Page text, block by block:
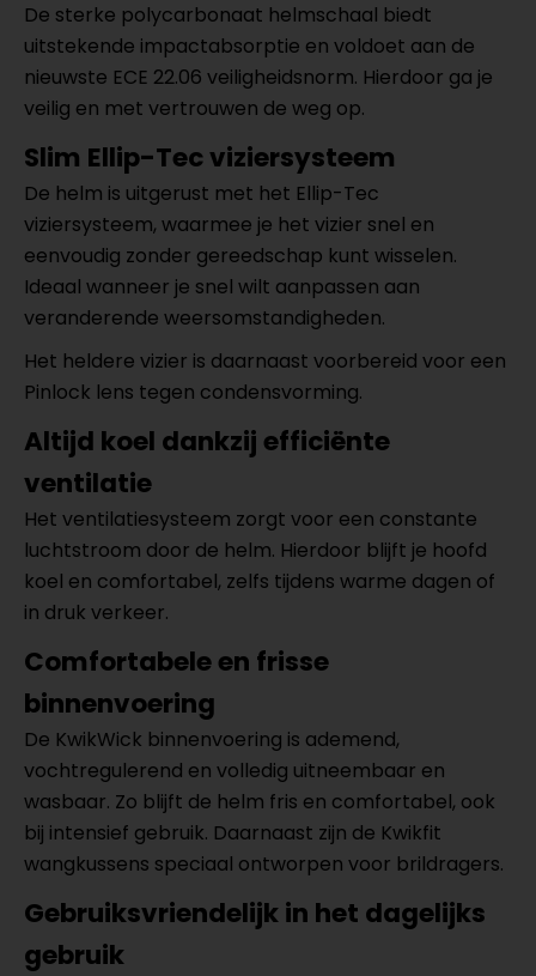
De sterke polycarbonaat helmschaal biedt
uitstekende impactabsorptie en voldoet aan de
nieuwste ECE 22.06 veiligheidsnorm. Hierdoor ga je
veilig en met vertrouwen de weg op.
Slim Ellip-Tec viziersysteem
De helm is uitgerust met het Ellip-Tec
viziersysteem, waarmee je het vizier snel en
eenvoudig zonder gereedschap kunt wisselen.
Ideaal wanneer je snel wilt aanpassen aan
veranderende weersomstandigheden.
Het heldere vizier is daarnaast voorbereid voor een
Pinlock lens tegen condensvorming.
Altijd koel dankzij efficiënte
ventilatie
Het ventilatiesysteem zorgt voor een constante
luchtstroom door de helm. Hierdoor blijft je hoofd
koel en comfortabel, zelfs tijdens warme dagen of
in druk verkeer.
Comfortabele en frisse
binnenvoering
De KwikWick binnenvoering is ademend,
vochtregulerend en volledig uitneembaar en
wasbaar. Zo blijft de helm fris en comfortabel, ook
bij intensief gebruik. Daarnaast zijn de Kwikfit
wangkussens speciaal ontworpen voor brildragers.
Gebruiksvriendelijk in het dagelijks
gebruik